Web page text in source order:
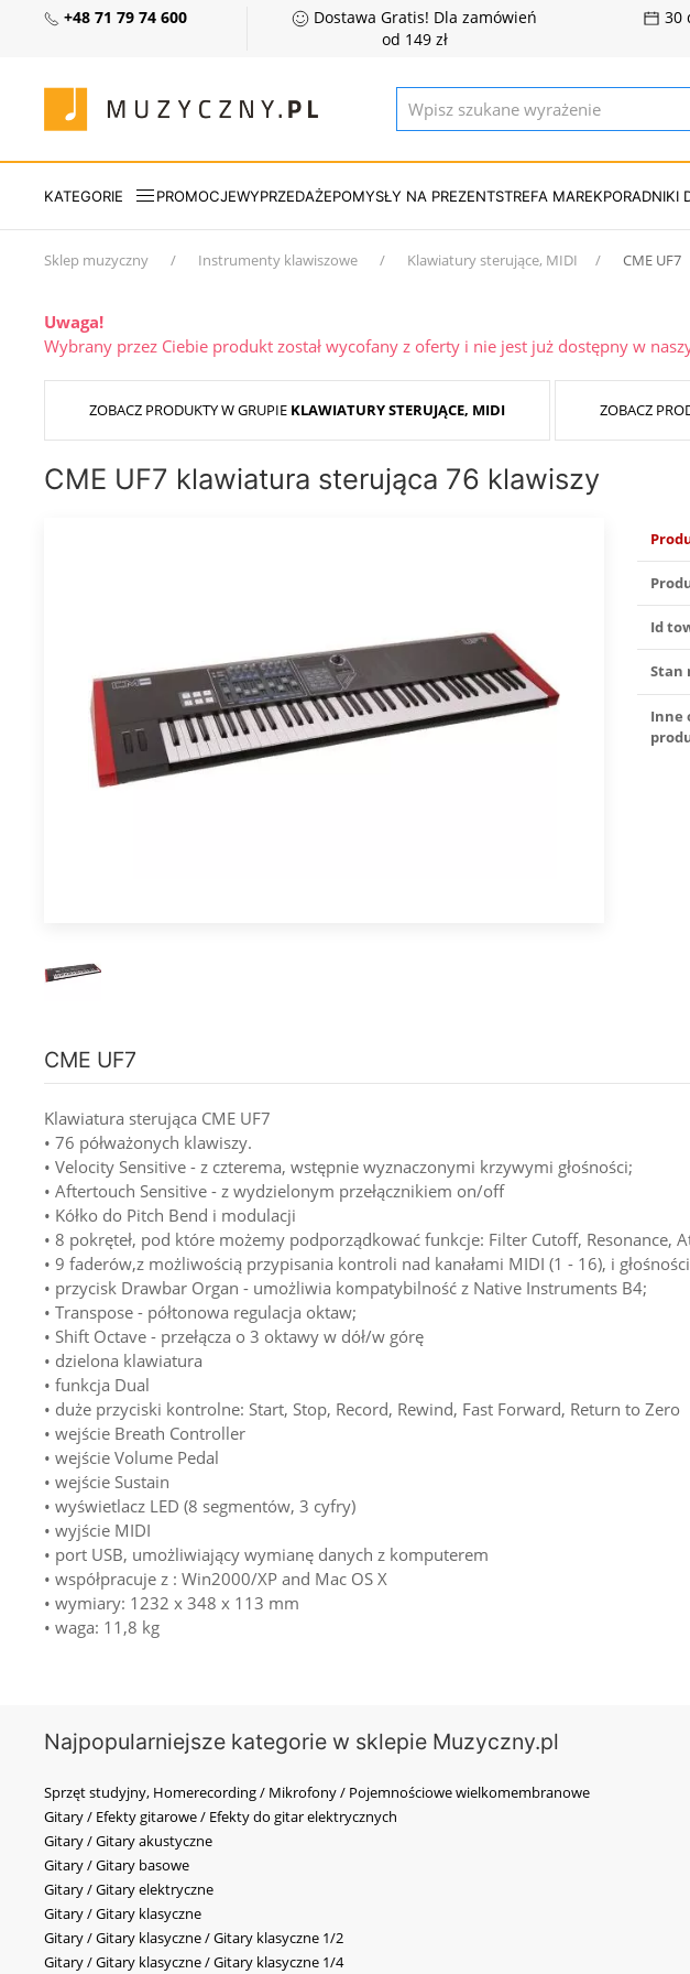
+48 71 79 74 600
Dostawa Gratis! Dla zamówień
od 149 zł
30
KATEGORIE PROMOCJEWYPRZEDAŻEPOMYSŁY NA PREZENTSTREFA MAREKPORADNIKI
Sklep muzyczny Instrumenty klawiszowe Klawiatury sterujące, MIDI CME UF7
Uwaga!
Wybrany przez Ciebie produkt został wycofany z oferty i nie jest już dostępny w
ZOBACZ PRODUKTY W GRUPIE KLAWIATURY STERUJĄCE, MIDI ZOBACZ
CME UF7 klawiatura sterująca 76 klawiszy
Id
Stan
Inne
CME UF7
Klawiatura sterująca CME UF7
• 76 półważonych klawiszy.
• Velocity Sensitive - z czterema, wstępnie wyznaczonymi krzywymi głośności;
• Aftertouch Sensitive - z wydzielonym przełącznikiem on/off
• Kółko do Pitch Bend i modulacji
• 8 pokręteł, pod które możemy podporządkować funkcje: Filter Cutoff, Resonance,
• 9 faderów,z możliwością przypisania kontroli nad kanałami MIDI (1 - 16), i
• przycisk Drawbar Organ - umożliwia kompatybilność z Native Instruments B4;
• Transpose - półtonowa regulacja oktaw;
• Shift Octave - przełącza o 3 oktawy w dół/w górę
• dzielona klawiatura
• funkcja Dual
• duże przyciski kontrolne: Start, Stop, Record, Rewind, Fast Forward, Return to Zero
• wejście Breath Controller
• wejście Volume Pedal
• wejście Sustain
• wyświetlacz LED (8 segmentów, 3 cyfry)
• wyjście MIDI
• port USB, umożliwiający wymianę danych z komputerem
• współpracuje z : Win2000/XP and Mac OS X
• wymiary: 1232 x 348 x 113 mm
• waga: 11,8 kg
Najpopularniejsze kategorie w sklepie Muzyczny.pl
Sprzęt studyjny, Homerecording / Mikrofony / Pojemnościowe wielkomembranowe
Gitary / Efekty gitarowe / Efekty do gitar elektrycznych
Gitary / Gitary akustyczne
Gitary / Gitary basowe
Gitary / Gitary elektryczne
Gitary / Gitary klasyczne
Gitary / Gitary klasyczne / Gitary klasyczne 1/2
Gitary / Gitary klasyczne / Gitary klasyczne 1/4